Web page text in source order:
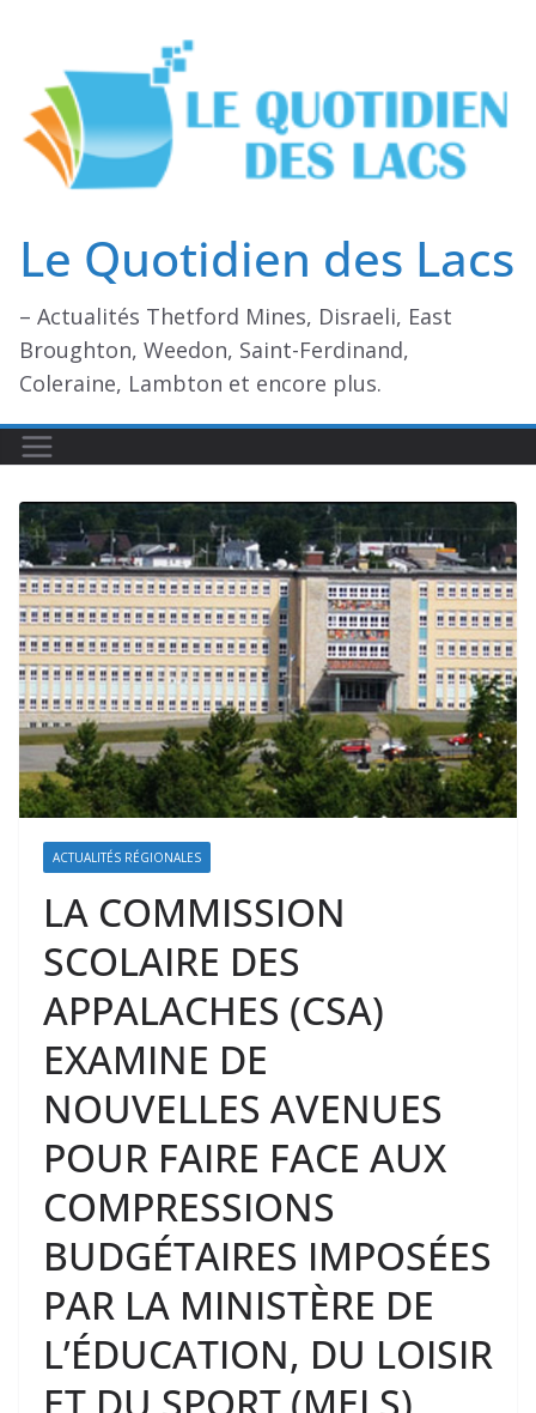
contenu
Le Quotidien des Lacs
– Actualités Thetford Mines, Disraeli, East
Broughton, Weedon, Saint-Ferdinand,
Coleraine, Lambton et encore plus.
ACTUALITÉS RÉGIONALES
LA COMMISSION
SCOLAIRE DES
APPALACHES (CSA)
EXAMINE DE
NOUVELLES AVENUES
POUR FAIRE FACE AUX
COMPRESSIONS
BUDGÉTAIRES IMPOSÉES
PAR LA MINISTÈRE DE
L’ÉDUCATION, DU LOISIR